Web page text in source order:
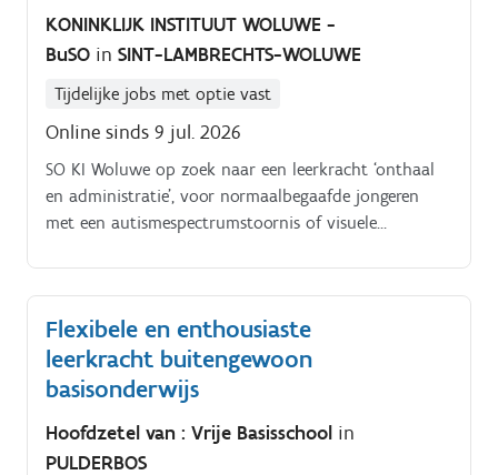
KONINKLIJK INSTITUUT WOLUWE -
BuSO in SINT-LAMBRECHTS-WOLUWE
Tijdelijke jobs met optie vast
Online sinds 9 jul. 2026
SO KI Woluwe op zoek naar een leerkracht ‘onthaal
en administratie’, voor normaalbegaafde jongeren
met een autismespectrumstoornis of visuele
september 2026.
Flexibele en enthousiaste
leerkracht buitengewoon
basisonderwijs
Hoofdzetel van : Vrije Basisschool in
PULDERBOS